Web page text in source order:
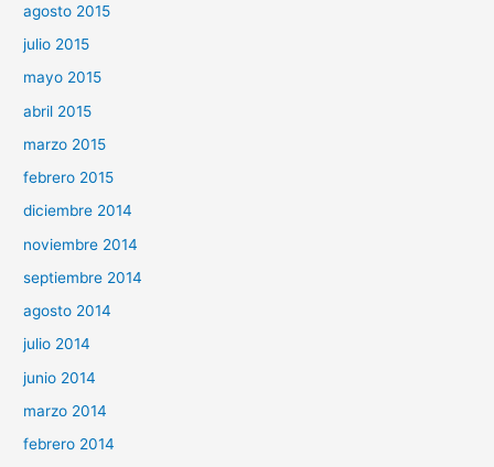
agosto 2015
julio 2015
mayo 2015
abril 2015
marzo 2015
febrero 2015
diciembre 2014
noviembre 2014
septiembre 2014
agosto 2014
julio 2014
junio 2014
marzo 2014
febrero 2014